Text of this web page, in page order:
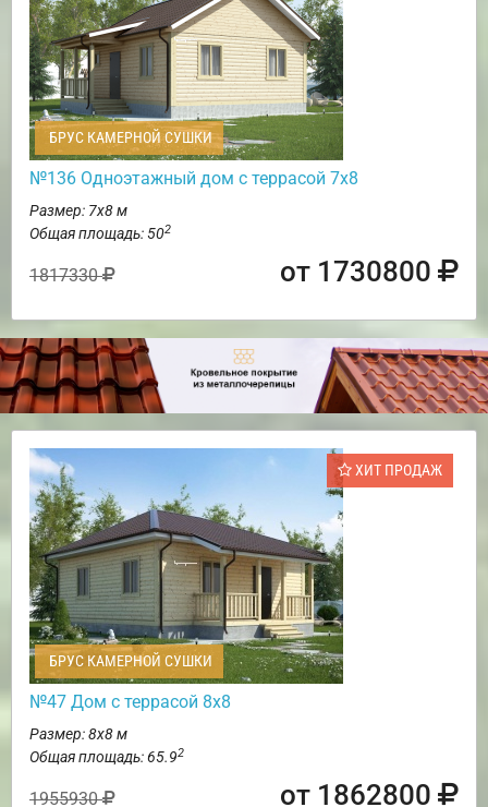
БРУС КАМЕРНОЙ СУШКИ
№136 Одноэтажный дом с террасой 7х8
Размер: 7х8 м
Общая площадь: 502
1817330 от 1730800
ХИТ ПРОДАЖ
БРУС КАМЕРНОЙ СУШКИ
№47 Дом с террасой 8х8
Размер: 8х8 м
Общая площадь: 65.92
1955930 от 1862800